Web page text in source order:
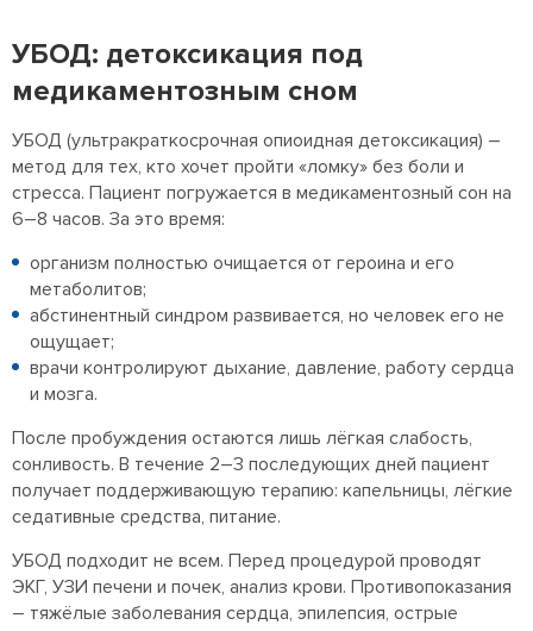
УБОД: детоксикация под
медикаментозным сном
УБОД (ультракраткосрочная опиоидная детоксикация) –
метод для тех, кто хочет пройти «ломку» без боли и
стресса. Пациент погружается в медикаментозный сон на
6–8 часов. За это время:
организм полностью очищается от героина и его
метаболитов;
абстинентный синдром развивается, но человек его не
ощущает;
врачи контролируют дыхание, давление, работу сердца
и мозга.
После пробуждения остаются лишь лёгкая слабость,
сонливость. В течение 2–3 последующих дней пациент
получает поддерживающую терапию: капельницы, лёгкие
седативные средства, питание.
УБОД подходит не всем. Перед процедурой проводят
ЭКГ, УЗИ печени и почек, анализ крови. Противопоказания
– тяжёлые заболевания сердца, эпилепсия, острые